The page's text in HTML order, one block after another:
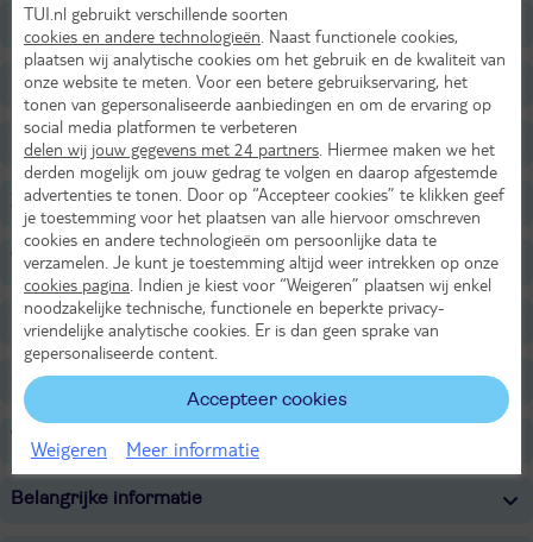
Ligging
Faciliteiten
Restaurants/Bars
Zwembaden
Wellness
Sport & Activiteiten
Overige informatie
Verzorging
Belangrijke informatie
TUI.nl gebruikt verschillende soorten
cookies en andere technologieën . Naast functionele cookies,
plaatsen wij analytische cookies om het gebruik en de kwaliteit van
onze website te meten. Voor een betere gebruikservaring, het
tonen van gepersonaliseerde aanbiedingen en om de ervaring op
social media platformen te verbeteren
delen wij jouw gegevens met 24 partners . Hiermee maken we het
derden mogelijk om jouw gedrag te volgen en daarop afgestemde
advertenties te tonen. Door op “Accepteer cookies” te klikken geef
je toestemming voor het plaatsen van alle hiervoor omschreven
cookies en andere technologieën om persoonlijke data te
verzamelen. Je kunt je toestemming altijd weer intrekken op onze
cookies pagina . Indien je kiest voor “Weigeren” plaatsen wij enkel
noodzakelijke technische, functionele en beperkte privacy-
vriendelijke analytische cookies. Er is dan geen sprake van
gepersonaliseerde content.
Accepteer cookies
Weigeren Meer informatie